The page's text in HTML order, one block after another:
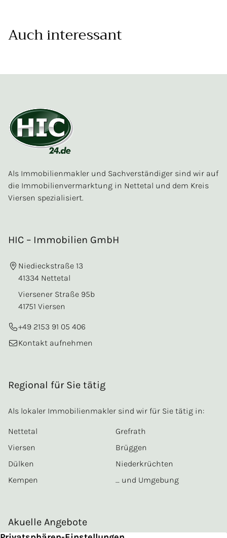
Auch interessant
Als Immobilienmakler und Sachverständiger sind wir auf
die Immobilienvermarktung in Nettetal und dem Kreis
Viersen spezialisiert.
HIC – Immobilien GmbH
Niedieckstraße 13
41334 Nettetal
Viersener Straße 95b
41751 Viersen
+49 2153 91 05 406
Kontakt aufnehmen
Regional für Sie tätig
Als lokaler Immobilienmakler sind wir für Sie tätig in:
Nettetal
Viersen
Dülken
Kempen
Grefrath
Brüggen
Niederkrüchten
… und Umgebung
Akuelle Angebote